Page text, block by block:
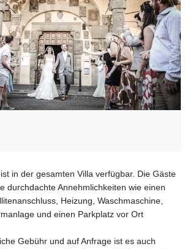
ist in der gesamten Villa verfügbar. Die Gäste
durchdachte Annehmlichkeiten wie einen
Heizung, Waschmaschine,
und einen Parkplatz vor Ort
Gebühr und auf Anfrage ist es auch